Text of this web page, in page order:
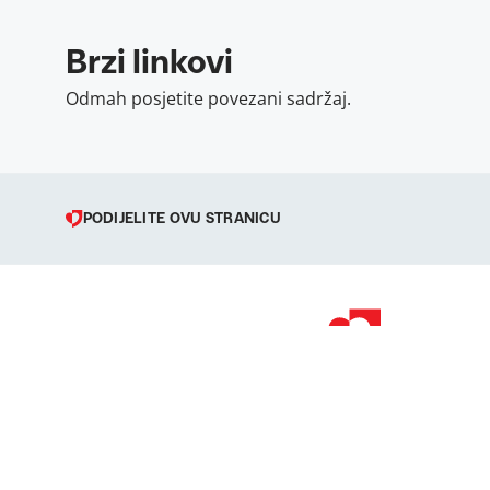
Brzi linkovi
Odmah posjetite povezani sadržaj.
PODIJELITE OVU STRANICU